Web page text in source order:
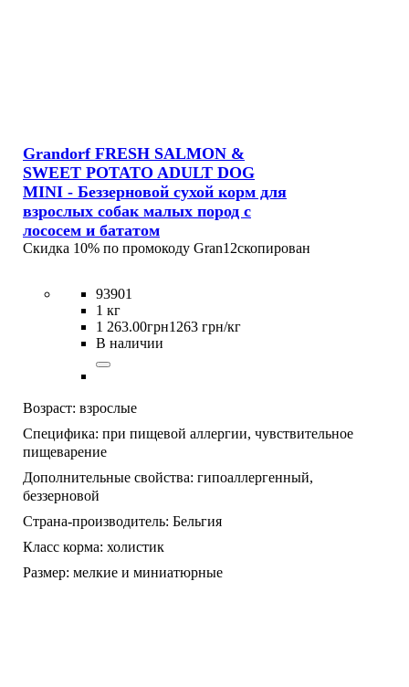
Grandorf FRESH SALMON &
SWEET POTATO ADULT DOG
MINI - Беззерновой сухой корм для
взрослых собак малых пород с
лососем и бататом
Скидка 10% по промокоду Gran12скопирован
93901
1 кг
1 263.00грн1263 грн/кг
В наличии
Возраст: взрослые
Специфика: при пищевой аллергии, чувствительное
пищеварение
Дополнительные свойства: гипоаллергенный,
беззерновой
Страна-производитель: Бельгия
Класс корма: холистик
Размер: мелкие и миниатюрные